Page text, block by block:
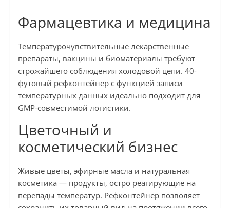
Фармацевтика и медицина
Температурочувствительные лекарственные
препараты, вакцины и биоматериалы требуют
строжайшего соблюдения холодовой цепи. 40-
футовый рефконтейнер с функцией записи
температурных данных идеально подходит для
GMP-совместимой логистики.
Цветочный и
косметический бизнес
Живые цветы, эфирные масла и натуральная
косметика — продукты, остро реагирующие на
перепады температур. Рефконтейнер позволяет